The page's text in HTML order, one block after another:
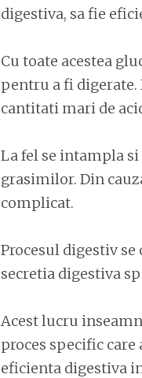
digestiva, sa fie
Cu toate acestea
pentru a fi digerate.
cantitati mari de
La fel se intampla
grasimilor. Din
complicat.
Procesul digestiv
secretia digestiva
Acest lucru
proces specific
eficienta digestiva